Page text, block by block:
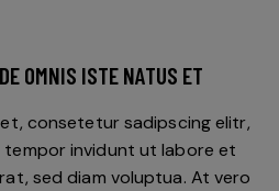
OMNIS ISTE NATUS ET
consetetur sadipscing elitr,
tempor invidunt ut labore et
sed diam voluptua. At vero